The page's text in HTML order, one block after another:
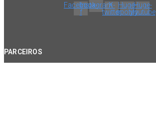
Facebook-
f
InstagramX-
twitter
Huge-
spotify
Huge-
youtube
PARCEIROS